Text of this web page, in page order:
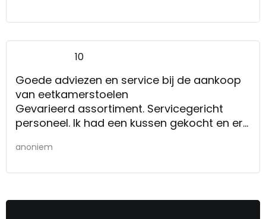
10
Goede adviezen en service bij de aankoop
van eetkamerstoelen
Gevarieerd assortiment. Servicegericht
personeel. Ik had een kussen gekocht en er
personeel hielp mee te zoeken, niet
anoniem